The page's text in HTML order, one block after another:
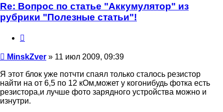
Re: Вопрос по статье "Аккумулятор" из
рубрики "Полезные статьи"!
Сообщение
MinskZver » 11 июл 2009, 09:39
Я этот блок уже потчти спаял только сталось резистор
найти на от 6,5 по 12 кОм,может у когонибудь фотка есть
резистора,и лучше фото зарядного устройства можно и
изнутри.